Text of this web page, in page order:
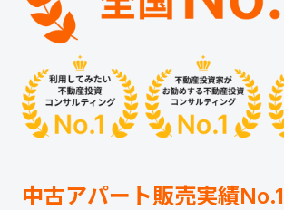
中古アパート販売実績No.1